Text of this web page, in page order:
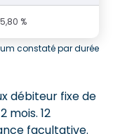
5,80 %
constaté par durée
débiteur fixe de
mois. 12
facultative.